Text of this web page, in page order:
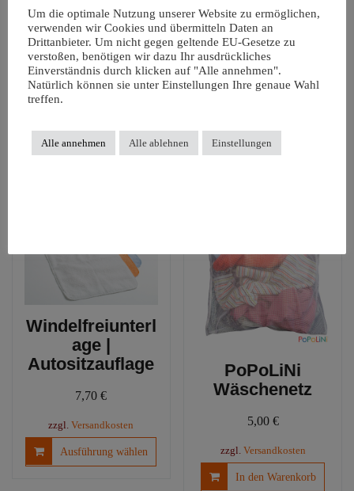
Beschreibung Zusätzliche Informationen Rezensionen (0)
Beschreibung
Grad.
Windelfreiunterl
age |
Autositzauflage
7,70€
zzgl.Versandkosten
Ausführung wählen
PoPoLiNi
Wäschenetz
5,00 €
zzgl. Versandkosten
In den Warenkorb
Um die optimale Nutzung unserer Website zu ermöglichen,
verwenden wir Cookies und übermitteln Daten an
Drittanbieter. Um nicht gegen geltende EU-Gesetze zu
verstoßen, benötigen wir dazu Ihr ausdrückliches
Einverständnis durch klicken auf "Alle annehmen".
Natürlich können sie unter Einstellungen Ihre genaue Wahl
treffen.
Alle annehmen Alle ablehnen Einstellungen